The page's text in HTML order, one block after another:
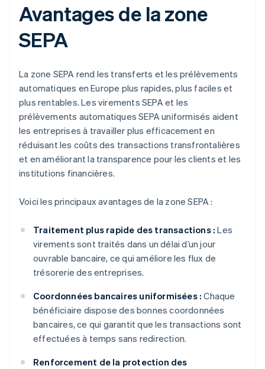
Avantages de la zone
SEPA
La zone SEPA rend les transferts et les prélèvements
automatiques en Europe plus rapides, plus faciles et
plus rentables. Les virements SEPA et les
prélèvements automatiques SEPA uniformisés aident
les entreprises à travailler plus efficacement en
réduisant les coûts des transactions transfrontalières
et en améliorant la transparence pour les clients et les
institutions financières.
Voici les principaux avantages de la zone SEPA :
Traitement plus rapide des transactions : Les
virements sont traités dans un délai d’un jour
ouvrable bancaire, ce qui améliore les flux de
trésorerie des entreprises.
Coordonnées bancaires uniformisées : Chaque
bénéficiaire dispose des bonnes coordonnées
bancaires, ce qui garantit que les transactions sont
effectuées à temps sans redirection.
Renforcement de la protection des